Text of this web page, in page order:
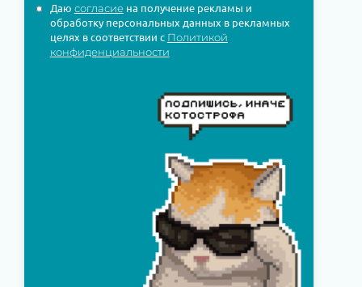
Даю согласиена получение рекламы и
обработку персональных данных в рекламных
целях в соответствии с Политикой
конфиденциальности